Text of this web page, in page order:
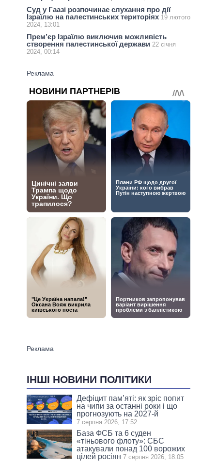
Суд у Гаазі розпочинає слухання про дії
Ізраїлю на палестинських територіях 19 лютого
2024, 13:01
Прем’єр Ізраїлю виключив можливість
створення палестинської держави 22 січня
2024, 00:14
ІНШІ НОВИНИ ПОЛІТИКИ
Дефіцит пам’яті: як зріс попит
на чипи за останні роки і що
прогнозують на 2027-й
7 серпня 2026, 17:52
База ФСБ та 6 суден
«тіньового флоту»: СБС
атакували понад 100 ворожих
цілей росіян 7 серпня 2026, 18:05